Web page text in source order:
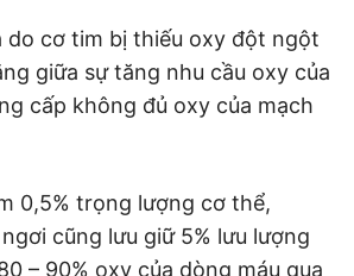
do cơ tim bị thiếu oxy đột ngột
giữa sự tăng nhu cầu oxy của
cấp không đủ oxy của mạch
0,5% trọng lượng cơ thể,
cũng lưu giữ 5% lưu lượng
– 90% oxy của dòng máu qua